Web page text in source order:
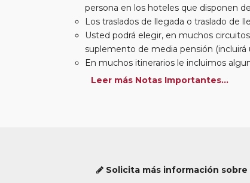
persona en los hoteles que disponen
Los traslados de llegada o traslado de
Usted podrá elegir, en muchos
suplemento de media pensión
En muchos itinerarios le incluimos
entradas a museos y monumentos no
el billete, un error posterior en el nombre o
Leer más Notas Importantes...
Solicita más información